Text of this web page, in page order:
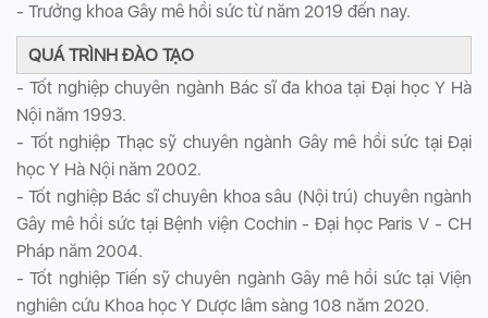
- Trưởng khoa Gây mê hồi sức từ năm 2019 đến nay.
QUÁ TRÌNH ĐÀO TẠO
- Tốt nghiệp chuyên ngành Bác sĩ đa khoa tại Đại học Y Hà
Nội năm 1993.
- Tốt nghiệp Thạc sỹ chuyên ngành Gây mê hồi sức tại Đại
học Y Hà Nội năm 2002.
- Tốt nghiệp Bác sĩ chuyên khoa sâu (Nội trú) chuyên ngành
Gây mê hồi sức tại Bệnh viện Cochin - Đại học Paris V - CH
Pháp năm 2004.
- Tốt nghiệp Tiến sỹ chuyên ngành Gây mê hồi sức tại Viện
nghiên cứu Khoa học Y Dược lâm sàng 108 năm 2020.